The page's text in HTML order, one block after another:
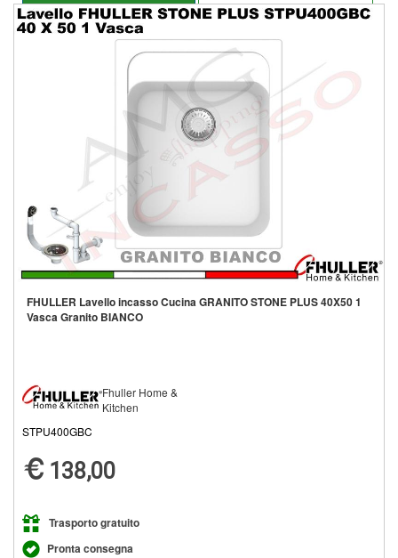
Seleziona opzioni
Aggiungi alla lista
FHULLER Lavello incasso Cucina GRANITO STONE PLUS 40X50 1
Vasca Granito BIANCO
Fhuller Home &
Kitchen
STPU400GBC
138,00
Trasporto gratuito
Pronta consegna